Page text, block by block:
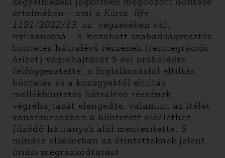
értelmében – ami a Kúria Bfv.
1191/2022/13. sz. végzésében vált
nyilvánossá – a kiszabott szabadságvesztés
büntetés hátralévő részének (reintegrációs
őrizet) végrehajtását 5 évi próbaidőre
felfüggesztette, a foglalkozástól eltiltás
büntetés és a közügyektől eltiltás
mellékbüntetés hátralévő részének
végrehajtását elengedte, valamint az ítélet
vonatkozásában a büntetett előélethez
fűződő hátrányok alól mentesítette. S
mindez elsősorban az érintetteknek jelent
óriási megrázkódtatást.